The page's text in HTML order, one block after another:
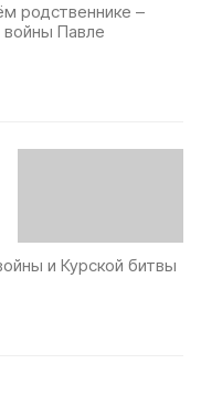
родственнике –
войны Павле
и Курской битвы